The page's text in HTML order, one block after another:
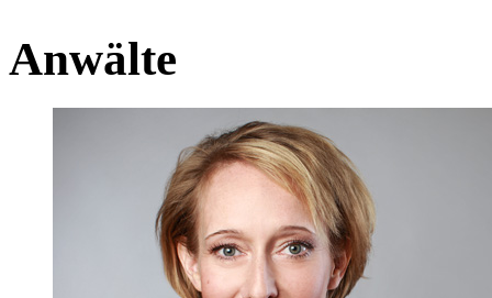
Anwälte